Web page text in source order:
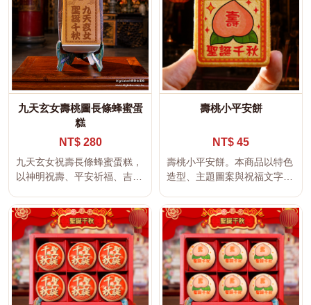
九天玄女壽桃圖長條蜂蜜蛋
糕
NT$ 280
九天玄女祝壽長條蜂蜜蛋糕，
以神明祝壽、平安祈福、吉祥
題，適...
壽桃小平安餅
NT$ 45
壽桃小平安餅。本商品以特色
造型、主題圖案與祝福文字製
禮、企...